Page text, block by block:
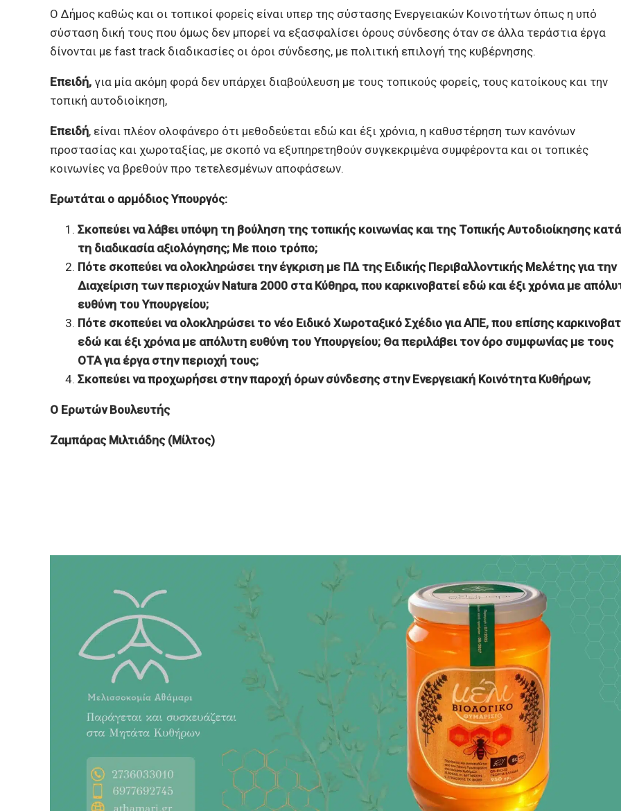
Ο Δήμος καθώς και οι τοπικοί φορείς είναι υπερ της σύστασης Ενεργειακών Κοινοτήτων όπως η υπό
σύσταση δική τους που όμως δεν μπορεί να εξασφαλίσει όρους σύνδεσης όταν σε άλλα τεράστια έργα
δίνονται με fast track διαδικασίες οι όροι σύνδεσης, με πολιτική επιλογή της κυβέρνησης.
Eπειδή, για μία ακόμη φορά δεν υπάρχει διαβούλευση με τους τοπικούς φορείς, τους κατοίκους και την
τοπική αυτοδιοίκηση,
Επειδή, είναι πλέον ολοφάνερο ότι μεθοδεύεται εδώ και έξι χρόνια, η καθυστέρηση των κανόνων
προστασίας και χωροταξίας, με σκοπό να εξυπηρετηθούν συγκεκριμένα συμφέροντα και οι τοπικές
κοινωνίες να βρεθούν προ τετελεσμένων αποφάσεων.
Ερωτάται ο αρμόδιος Υπουργός:
Σκοπεύει να λάβει υπόψη τη βούληση της τοπικής κοινωνίας και της Τοπικής Αυτοδιοίκησης κατά
τη διαδικασία αξιολόγησης; Με ποιο τρόπο;
Πότε σκοπεύει να ολοκληρώσει την έγκριση με ΠΔ της Ειδικής Περιβαλλοντικής Μελέτης για την
Διαχείριση των περιοχών Natura 2000 στα Κύθηρα, που καρκινοβατεί εδώ και έξι χρόνια με
ευθύνη του Υπουργείου;
Πότε σκοπεύει να ολοκληρώσει το νέο Ειδικό Χωροταξικό Σχέδιο για ΑΠΕ, που επίσης
εδώ και έξι χρόνια με απόλυτη ευθύνη του Υπουργείου; Θα περιλάβει τον όρο συμφωνίας με τους
ΟΤΑ για έργα στην περιοχή τους;
Σκοπεύει να προχωρήσει στην παροχή όρων σύνδεσης στην Ενεργειακή Κοινότητα Κυθήρων;
Ο Ερωτών Βουλευτής
Ζαμπάρας Μιλτιάδης (Μίλτος)